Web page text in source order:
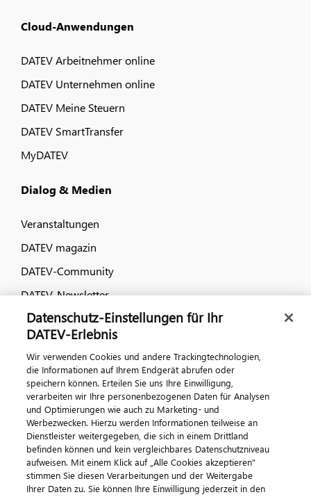
Cloud-Anwendungen
DATEV Arbeitnehmer online
DATEV Unternehmen online
DATEV Meine Steuern
DATEV SmartTransfer
MyDATEV
Dialog & Medien
Veranstaltungen
DATEV magazin
DATEV-Community
DATEV-Newsletter
Kontaktieren Sie uns
ImpressumDatenschutzAGB Kontakt
Cookie-Einstellungen
Datenschutz-Einstellungen für Ihr
DATEV-Erlebnis
Wir verwenden Cookies und andere Trackingtechnologien,
die Informationen auf Ihrem Endgerät abrufen oder
speichern können. Erteilen Sie uns Ihre Einwilligung,
verarbeiten wir Ihre personenbezogenen Daten für Analysen
und Optimierungen wie auch zu Marketing- und
Werbezwecken. Hierzu werden Informationen teilweise an
Dienstleister weitergegeben, die sich in einem Drittland
befinden können und kein vergleichbares Datenschutzniveau
aufweisen. Mit einem Klick auf „Alle Cookies akzeptieren"
stimmen Sie diesen Verarbeitungen und der Weitergabe
Ihrer Daten zu. Sie können Ihre Einwilligung jederzeit in den